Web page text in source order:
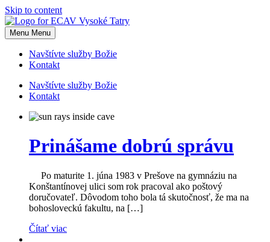
Skip to content
Menu Menu
Navštívte služby Božie
Kontakt
Navštívte služby Božie
Kontakt
Prinášame dobrú správu
Po maturite 1. júna 1983 v Prešove na gymnáziu na
Konštantínovej ulici som rok pracoval ako poštový
doručovateľ. Dôvodom toho bola tá skutočnosť, že ma na
bohosloveckú fakultu, na […]
Čítať viac